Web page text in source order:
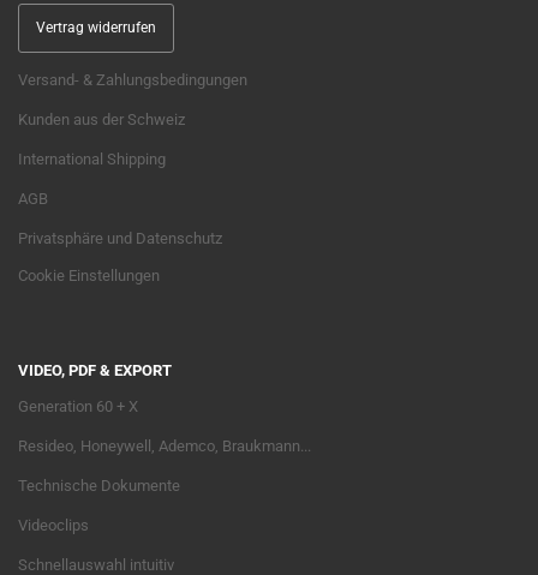
Vertrag widerrufen
Versand- & Zahlungsbedingungen
Kunden aus der Schweiz
International Shipping
AGB
Privatsphäre und Datenschutz
Cookie Einstellungen
VIDEO, PDF & EXPORT
Generation 60 + X
Resideo, Honeywell, Ademco, Braukmann...
Technische Dokumente
Videoclips
Schnellauswahl intuitiv